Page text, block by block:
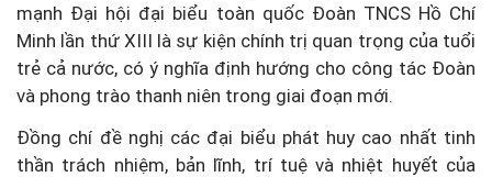
mạnh Đại hội đại biểu toàn quốc Đoàn TNCS Hồ Chí
Minh lần thứ XIII là sự kiện chính trị quan trọng của tuổi
trẻ cả nước, có ý nghĩa định hướng cho công tác Đoàn
và phong trào thanh niên trong giai đoạn mới.
Đồng chí đề nghị các đại biểu phát huy cao nhất tinh
thần trách nhiệm, bản lĩnh, trí tuệ và nhiệt huyết của